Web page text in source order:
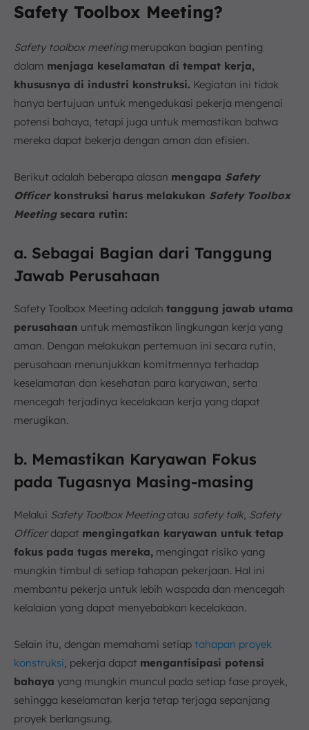
Safety Toolbox Meeting?
Safety toolbox meetingmerupakan bagian penting
dalam menjaga keselamatan di tempat kerja,
khususnya di industri konstruksi. Kegiatan ini tidak
hanya bertujuan untuk mengedukasi pekerja mengenai
potensi bahaya, tetapi juga untuk memastikan bahwa
mereka dapat bekerja dengan aman dan efisien.
Berikut adalah beberapa alasan mengapa Safety
Officerkonstruksi harus melakukan Safety Toolbox
Meetingsecara rutin:
a. Sebagai Bagian dari Tanggung
Jawab Perusahaan
Safety Toolbox Meeting adalah tanggung jawab utama
perusahaan untuk memastikan lingkungan kerja yang
aman. Dengan melakukan pertemuan ini secara rutin,
perusahaan menunjukkan komitmennya terhadap
keselamatan dan kesehatan para karyawan, serta
mencegah terjadinya kecelakaan kerja yang dapat
merugikan.
b. Memastikan Karyawan Fokus
pada Tugasnya Masing-masing
Melalui Safety Toolbox Meetingatau safety talk, Safety
Officerdapat mengingatkan karyawan untuk tetap
fokus pada tugas mereka, mengingat risiko yang
mungkin timbul di setiap tahapan pekerjaan. Hal ini
membantu pekerja untuk lebih waspada dan mencegah
kelalaian yang dapat menyebabkan kecelakaan.
Selain itu, dengan memahami setiap tahapan proyek
konstruksi, pekerja dapat mengantisipasi potensi
bahaya yang mungkin muncul pada setiap fase proyek,
sehingga keselamatan kerja tetap terjaga sepanjang
proyek berlangsung.